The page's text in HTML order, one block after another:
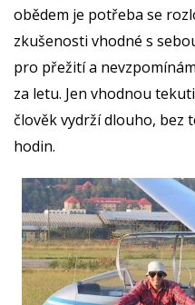
obědem je potřeba se
zkušenosti vhodné s
pro přežití a
za letu. Jen vhodnou
člověk vydrží dlouho, bez
hodin.